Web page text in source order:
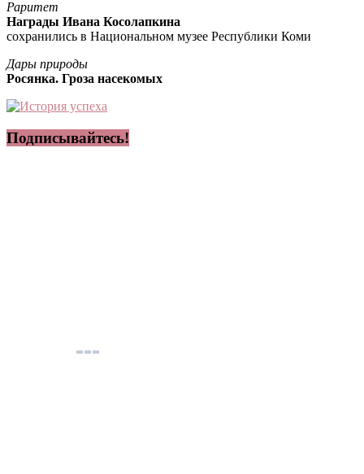
Раритет
Награды Ивана Косолапкина
сохранились в Национальном музее Республики Коми
Дары природы
Росянка. Гроза насекомых
Подписывайтесь!